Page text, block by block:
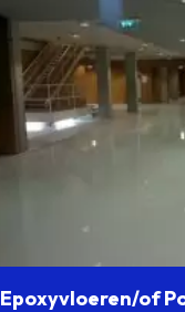
Epoxyvloeren/of